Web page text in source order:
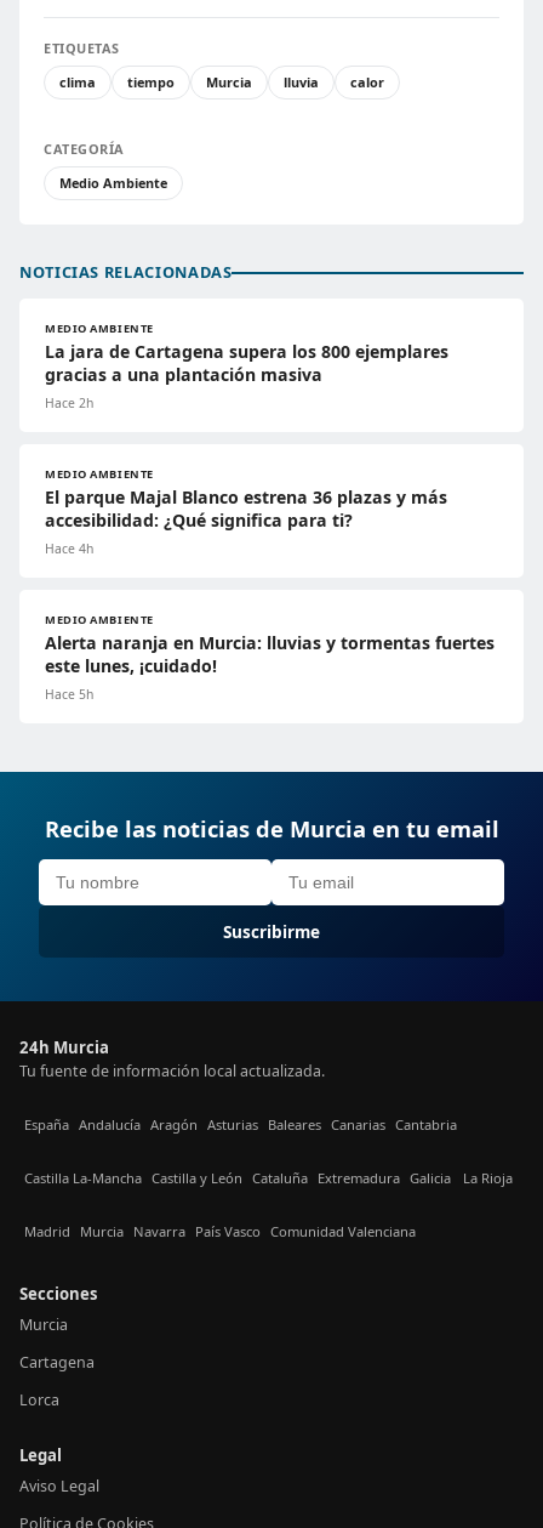
ETIQUETAS
clima
tiempo Murcia lluvia calor
CATEGORÍA
Medio Ambiente
NOTICIAS RELACIONADAS
MEDIO AMBIENTE
La jara de Cartagena supera los 800 ejemplares
gracias a una plantación masiva
Hace 2h
MEDIO AMBIENTE
El parque Majal Blanco estrena 36 plazas y más
accesibilidad: ¿Qué significa para ti?
Hace 4h
MEDIO AMBIENTE
Alerta naranja en Murcia: lluvias y tormentas fuertes
este lunes, ¡cuidado!
Hace 5h
Recibe las noticias de Murcia en tu email
Suscribirme
24h Murcia
Tu fuente de información local actualizada.
España Andalucía Aragón Asturias Baleares Canarias Cantabria
Castilla La-Mancha Castilla y León Cataluña Extremadura Galicia La Rioja
Madrid Murcia Navarra País Vasco Comunidad Valenciana
Secciones
Murcia
Cartagena
Lorca
Legal
Aviso Legal